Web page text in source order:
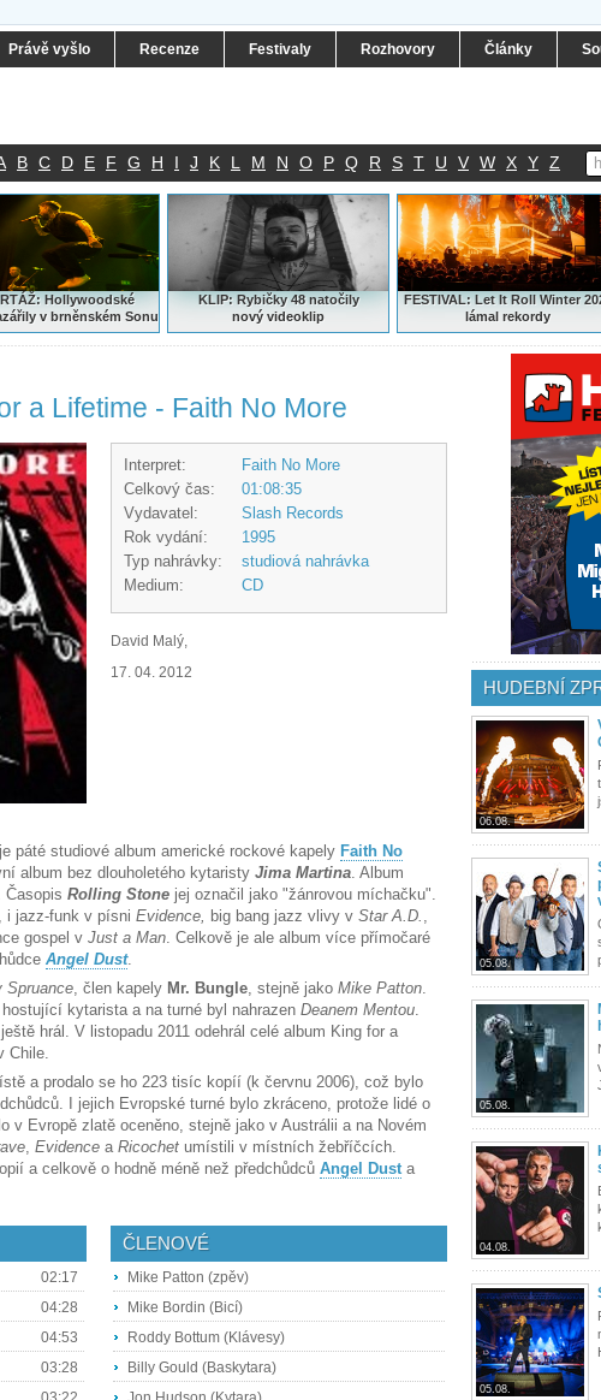
Právě vyšlo Recenze Festivaly Rozhovory Články
B C D E F G H I J K L M N O P Q R S T U V W X Y Z
Hollywoodské
v brněnském Sonu
KLIP: Rybičky 48 natočily
nový videoklip
FESTIVAL: Let It Roll Winter
lámal rekordy
a Lifetime - Faith No More
Interpret:
Faith No More
Celkový čas:
01:08:35
Vydavatel:
Slash Records
Rok vydání:
1995
Typ nahrávky:
studiová nahrávka
Medium:
CD
David Malý,
17. 04. 2012
je páté studiové album americké rockové kapely Faith No
album bez dlouholetého kytaristy Jima Martina. Album
Časopis Rolling Stone jej označil jako "žánrovou míchačku".
i jazz-funk v písni Evidence, big bang jazz vlivy v Star A.D. ,
gospel v Just a Man. Celkově je ale album více přímočaré
Angel Dust.
Spruance, člen kapely Mr. Bungle, stejně jako Mike Patton.
kytarista a na turné byl nahrazen Deanem Mentou.
hrál. V listopadu 2011 odehrál celé album King for a
Chile.
a prodalo se ho 223 tisíc kopíí (k červnu 2006), což bylo
I jejich Evropské turné bylo zkráceno, protože lidé o
v Evropě zlatě oceněno, stejně jako v Austrálii a na Novém
, Evidence a Ricochet umístili v místních žebříčcích.
a celkově o hodně méně než předchůdců Angel Dusta
02:17
04:28
04:53
03:28
ČLENOVÉ
Mike Patton (zpěv)
Mike Bordin (Bicí)
Roddy Bottum (Klávesy)
Billy Gould (Baskytara)
HUDEBNÍ
06.08.
05.08.
05.08.
04.08.
05.08.